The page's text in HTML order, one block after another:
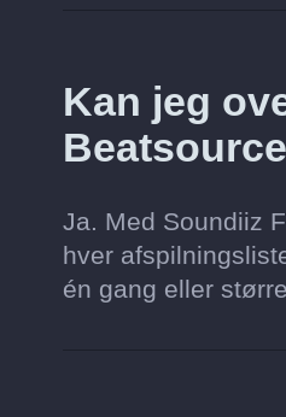
Kan jeg
Ja. Med Soundiiz
hver
én gang eller